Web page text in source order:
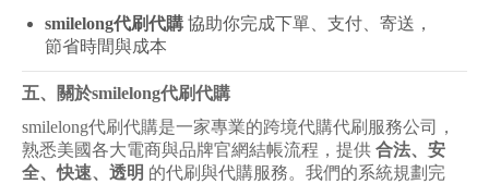
smilelong代刷代購協助你完成下單、支付、寄送，
節省時間與成本
五、關於smilelong代刷代購
smilelong代刷代購是一家專業的跨境代購代刷服務公司，
熟悉美國各大電商與品牌官網結帳流程，提供 合法、安
全、快速、透明 的代刷與代購服務。我們的系統規劃完